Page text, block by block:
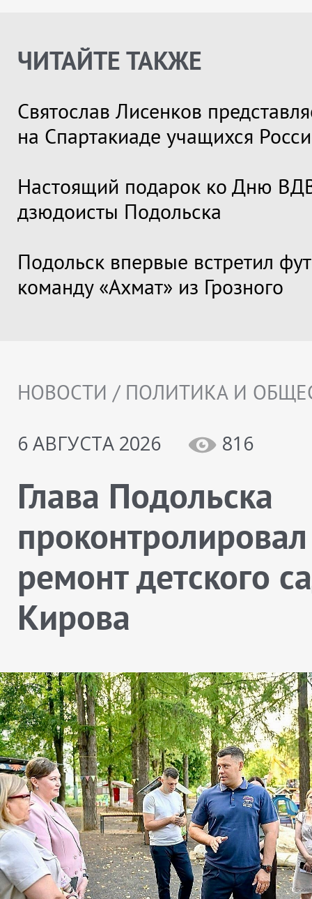
ЧИТАЙТЕ ТАКЖЕ
Святослав Лисенков
на Спартакиаде учащихся
Настоящий подарок ко Дню
дзюдоисты Подольска
Подольск впервые встретил
команду «Ахмат» из Грозного
НОВОСТИ / ПОЛИТИКА И
6 АВГУСТА 2026
816
Глава Подольска
проконтролировал
ремонт детского
Кирова